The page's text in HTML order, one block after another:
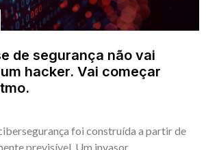
de segurança não vai
hacker. Vai começar
foi construída a partir de
previsível. Um invasor